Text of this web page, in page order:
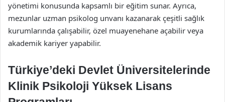
yönetimi konusunda kapsamlı bir eğitim sunar. Ayrıca,
mezunlar uzman psikolog unvanı kazanarak çeşitli sağlık
kurumlarında çalışabilir, özel muayenehane açabilir veya
akademik kariyer yapabilir.
Türkiye’deki Devlet Üniversitelerinde
Klinik Psikoloji Yüksek Lisans